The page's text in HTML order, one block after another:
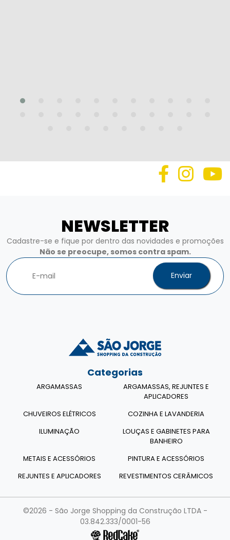
NEWSLETTER
Cadastre-se e fique por dentro das novidades e promoções
Não se preocupe, somos contra spam.
Enviar
Categorias
ARGAMASSAS
ARGAMASSAS, REJUNTES E
APLICADORES
CHUVEIROS ELÉTRICOS
COZINHA E LAVANDERIA
ILUMINAÇÃO
LOUÇAS E GABINETES PARA
BANHEIRO
METAIS E ACESSÓRIOS
PINTURA E ACESSÓRIOS
REJUNTES E APLICADORES
REVESTIMENTOS CERÂMICOS
©2026 - São Jorge Shopping da Construção LTDA -
03.842.333/0001-56